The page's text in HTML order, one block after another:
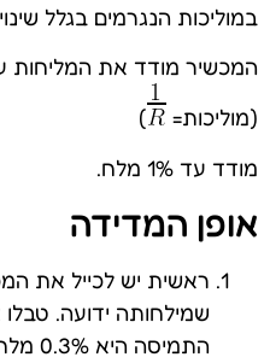
במוליכות הנגרמים בגלל
המכשיר מודד את המליחות
(מוליכות=
)
מודד עד 1% מלח.
אופן המדידה
ראשית יש לכייל את
שמילחותה ידועה.